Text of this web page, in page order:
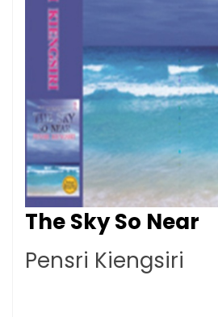
The Sky So Near
Pensri Kiengsiri